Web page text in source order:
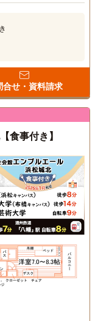
合せ・資料請求
食事付き】